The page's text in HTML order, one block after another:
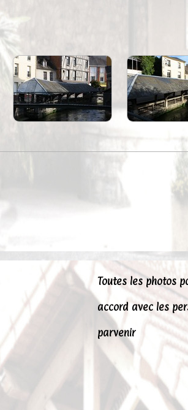
Toutes les photos
accord avec les
parvenir